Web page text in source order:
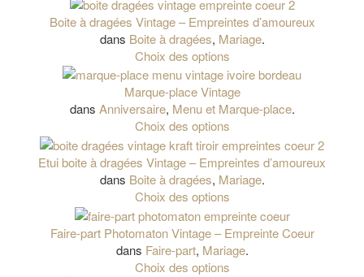
Boite à dragées Vintage – Empreintes d’amoureux
dans Boite à dragées, Mariage.
Choix des options
Marque-place Vintage
dans Anniversaire, Menu et Marque-place.
Choix des options
Etui boite à dragées Vintage – Empreintes d’amoureux
dans Boite à dragées, Mariage.
Choix des options
Faire-part Photomaton Vintage – Empreinte Coeur
dans Faire-part, Mariage.
Choix des options